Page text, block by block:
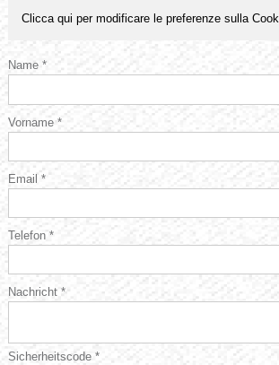
Clicca qui per modificare le preferenze sulla
Name *
Vorname *
Email *
Telefon *
Nachricht *
Sicherheitscode *